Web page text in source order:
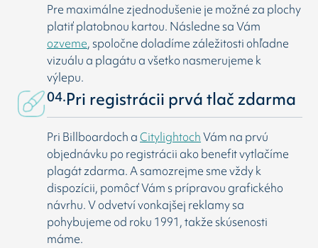
Pre maximálne zjednodušenie je možné za plochy
platiť platobnou kartou. Následne sa Vám
ozveme, spoločne doladíme záležitosti ohľadne
vizuálu a plagátu a všetko nasmerujeme k
výlepu.
04.Pri registrácii prvá tlač zdarma
Pri Billboardoch aCitylightochVám na prvú
objednávku po registrácii ako benefit vytlačíme
plagát zdarma. A samozrejme sme vždy k
dispozícii, pomôcť Vám s prípravou grafického
návrhu. V odvetví vonkajšej reklamy sa
pohybujeme od roku 1991, takže skúsenosti
máme.